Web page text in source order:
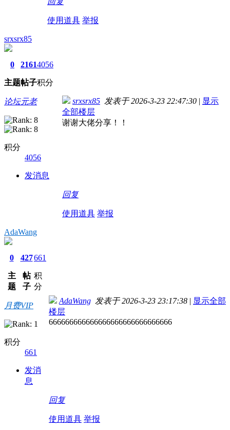
使用道具 举报
srxsrx85
0
主题
2161
帖子
4056
积分
论坛元老
积分
4056
发消息
srxsrx85 发表于 2026-3-23 22:47:30 | 显示
全部楼层
谢谢大佬分享！！
回复
使用道具 举报
AdaWang
0
主
题
427
帖
子
661
积
分
月费VIP
积分
661
发消
息
AdaWang 发表于 2026-3-23 23:17:38 | 显示全部
楼层
666666666666666666666666666666
回复
使用道具 举报